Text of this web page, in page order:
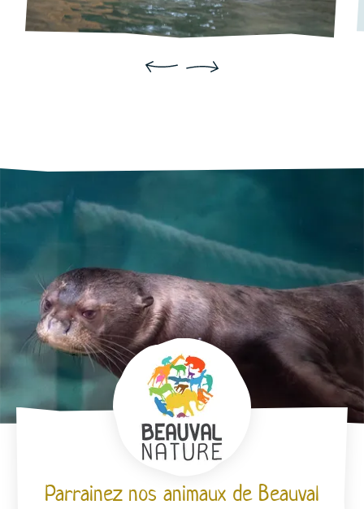
Parrainez nos animaux de Beauval